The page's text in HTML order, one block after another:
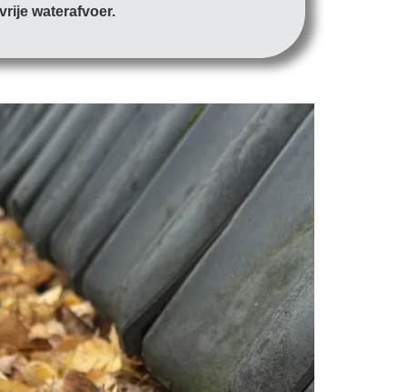
waterafvoer.